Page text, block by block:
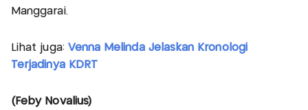
Manggarai.
Lihat juga: Venna Melinda Jelaskan Kronologi
Terjadinya KDRT
(Feby Novalius)